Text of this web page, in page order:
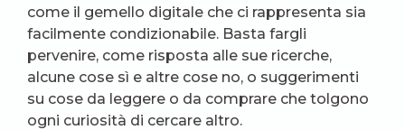
come il gemello digitale che ci rappresenta sia
facilmente condizionabile. Basta fargli
pervenire, come risposta alle sue ricerche,
alcune cose sì e altre cose no, o suggerimenti
su cose da leggere o da comprare che tolgono
ogni curiosità di cercare altro.